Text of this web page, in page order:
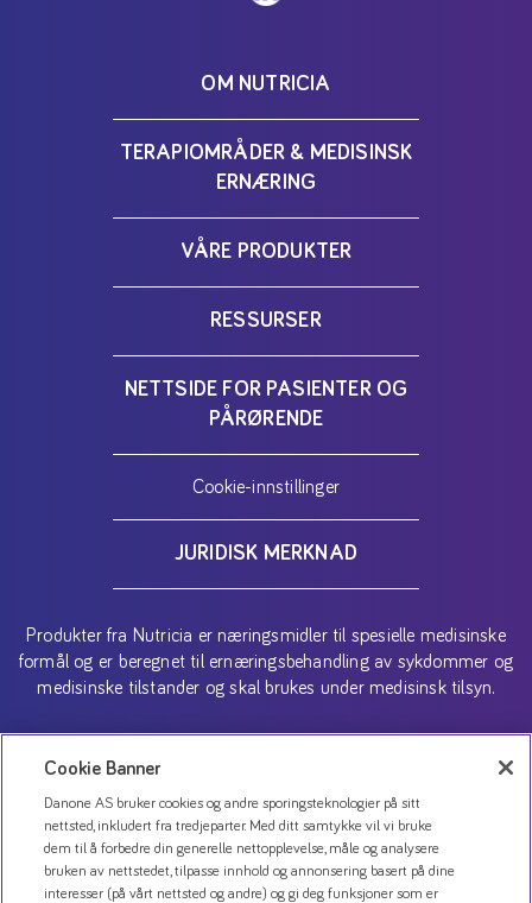
OM NUTRICIA
TERAPIOMRÅDER & MEDISINSK
ERNÆRING
VÅRE PRODUKTER
RESSURSER
NETTSIDE FOR PASIENTER OG
PÅRØRENDE
Cookie-innstillinger
JURIDISK MERKNAD
Produkter fra Nutricia er næringsmidler til spesielle medisinske
formål og er beregnet til ernæringsbehandling av sykdommer og
medisinske tilstander og skal brukes under medisinsk tilsyn.
Copyright (C) 2026 Danone AS
Cookie Banner
Danone AS bruker cookies og andre sporingsteknologier på sitt
nettsted, inkludert fra tredjeparter. Med ditt samtykke vil vi bruke
dem til å forbedre din generelle nettopplevelse, måle og analysere
bruken av nettstedet, tilpasse innhold og annonsering basert på dine
interesser (på vårt nettsted og andre) og gi deg funksjoner som er